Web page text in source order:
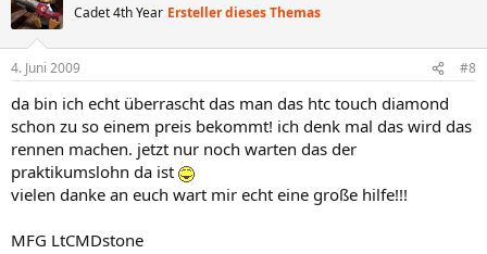
Cadet 4th Year Ersteller dieses Themas
4. Juni 2009 #8
da bin ich echt überrascht das man das htc touch diamond
schon zu so einem preis bekommt! ich denk mal das wird das
rennen machen. jetzt nur noch warten das der
praktikumslohn da ist
vielen danke an euch wart mir echt eine große hilfe!!!
MFG LtCMDstone